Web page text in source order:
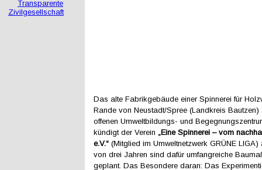
Das alte Fabrikgebäude einer Spinnerei für
Rande von Neustadt/Spree (Landkreis Bautzen)
offenen Umweltbildungs- und
kündigt der Verein „Eine Spinnerei – vom
e.V.“ (Mitglied im Umweltnetzwerk GRÜNE LIGA)
von drei Jahren sind dafür umfangreiche
geplant. Das Besondere daran: Das